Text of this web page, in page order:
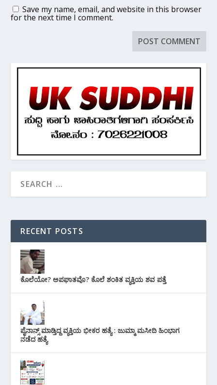
Save my name, email, and website in this browser
for the next time I comment.
RECENT POSTS
ಕೊಲೆಯೋ? ಅಪಘಾತವೊ? ಕೊಲೆ ಶಂಕಿತ ವ್ಯಕ್ತಿಯ ಶವ ಪತ್ತೆ
ಪೈನಾನ್ಸ್ ಮಾಡ್ತಿದ್ದ ವ್ಯಕ್ತಿಯ ಭೀಕರ‌ ಹತ್ಯೆ : ಜುಮ್ಮಾ ಮಸೀದಿ ಹಿಂಭಾಗ
ನಡೆದ ಹತ್ಯೆ